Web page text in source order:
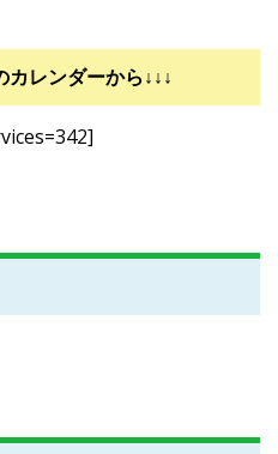
カレンダーから↓↓↓